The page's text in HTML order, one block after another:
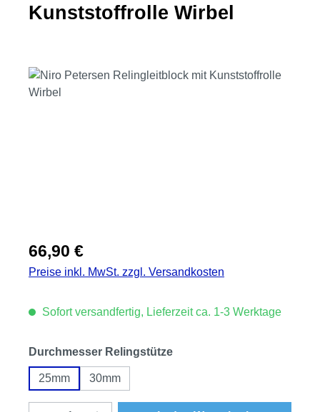
Kunststoffrolle Wirbel
Bildergalerie überspringen
Regulärer Preis:
66,90 €
Preise inkl. MwSt. zzgl. Versandkosten
Sofort versandfertig, Lieferzeit ca. 1-3 Werktage
Durchmesser Relingstützeauswählen
25mm 30mm